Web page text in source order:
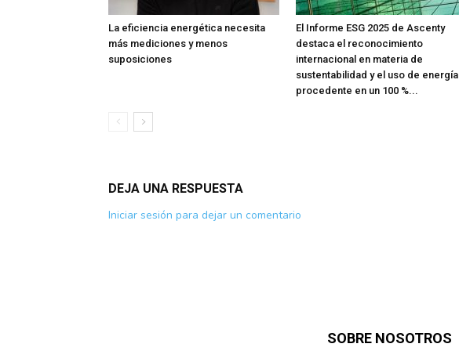
La eficiencia energética necesita
más mediciones y menos
suposiciones
El Informe ESG 2025 de Ascenty
destaca el reconocimiento
internacional en materia de
sustentabilidad y el uso de energía
procedente en un 100 %...
DEJA UNA RESPUESTA
Iniciar sesión para dejar un comentario
SOBRE NOSOTROS